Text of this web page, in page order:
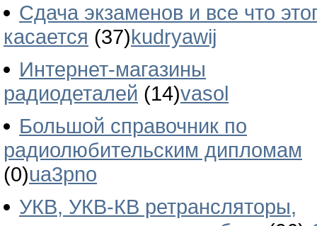
Сдача экзаменов и все что
касается (37)kudryawij
Интернет-магазины
радиодеталей (14)vasol
Большой справочник по
радиолюбительским дипломам
(0)ua3pno
УКВ, УКВ-КВ ретрансляторы,